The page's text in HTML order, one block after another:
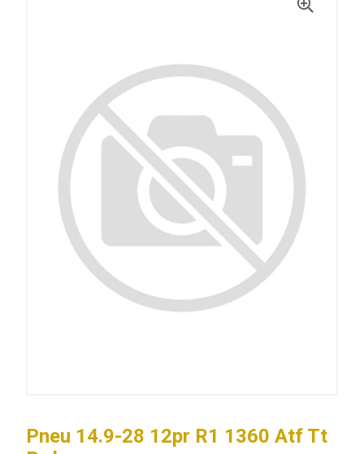
Pneu 14.9-28 12pr R1 1360 Atf Tt